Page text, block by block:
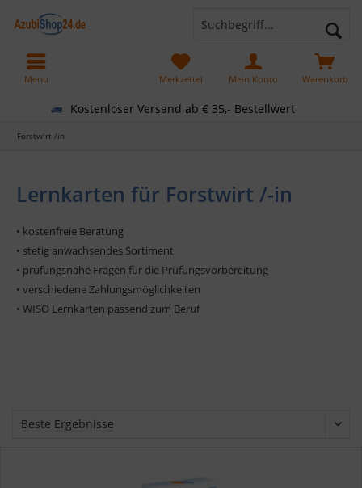
Kostenloser Versand ab € 35,- Bestellwert
Warenkorb
Merkzettel Mein Konto
Menü
Forstwirt /in
Lernkarten für Forstwirt /-in
• kostenfreie Beratung
• stetig anwachsendes Sortiment
• prüfungsnahe Fragen für die Prüfungsvorbereitung
• verschiedene Zahlungsmöglichkeiten
• WISO Lernkarten passend zum Beruf